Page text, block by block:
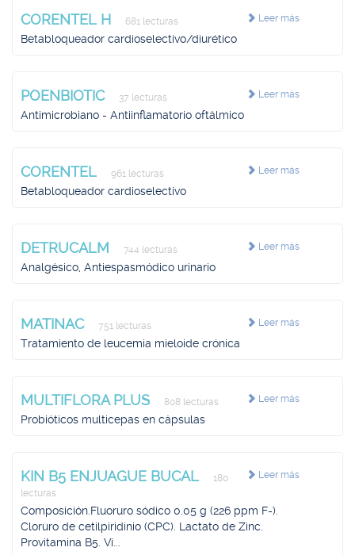
Leer más
CORENTEL H 681 lecturas
Betabloqueador cardioselectivo/diurético
Leer más
POENBIOTIC 37 lecturas
Antimicrobiano - Antiinflamatorio oftálmico
Leer más
CORENTEL 961 lecturas
Betabloqueador cardioselectivo
Leer más
DETRUCALM 744 lecturas
Analgésico, Antiespasmódico urinario
Leer más
MATINAC 751 lecturas
Tratamiento de leucemia mieloide crónica
Leer más
MULTIFLORA PLUS 808 lecturas
Probióticos multicepas en cápsulas
Leer más
KIN B5 ENJUAGUE BUCAL
180
lecturas
Composición.Fluoruro sódico 0.05 g (226 ppm F-).
Cloruro de cetilpiridinio (CPC). Lactato de Zinc.
Provitamina B5. Vi...